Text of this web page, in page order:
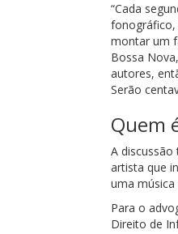
“Cada
fonográfico,
montar um
Bossa
autores,
Serão
Quem
A
artista que
uma
Para o
Direito de